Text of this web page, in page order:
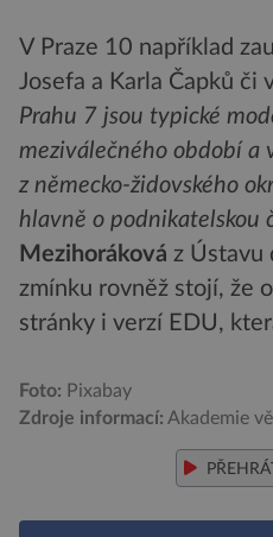
V Praze 10 například
Josefa a Karla Čapků či
Prahu 7 jsou typické
meziválečného období a
z německo-židovského
hlavně o podnikatelskou
Mezihoráková z Ústavu
zmínku rovněž stojí, že
stránky i verzí EDU,
Foto: Pixabay
Zdroje informací: Akademie